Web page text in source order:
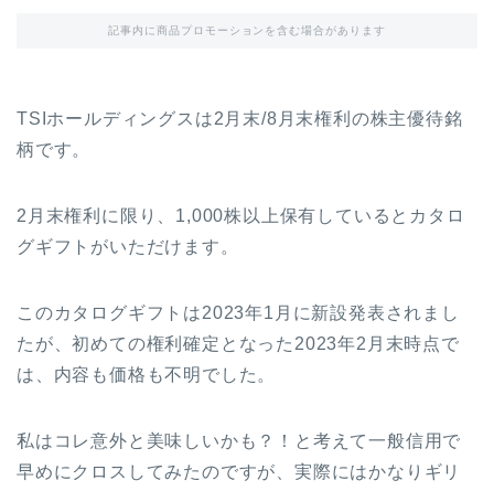
記事内に商品プロモーションを含む場合があります
TSIホールディングスは2月末/8月末権利の株主優待銘
柄です。
2月末権利に限り、1,000株以上保有しているとカタロ
グギフトがいただけます。
このカタログギフトは2023年1月に新設発表されまし
たが、初めての権利確定となった2023年2月末時点で
は、内容も価格も不明でした。
私はコレ意外と美味しいかも？！と考えて一般信用で
早めにクロスしてみたのですが、実際にはかなりギリ